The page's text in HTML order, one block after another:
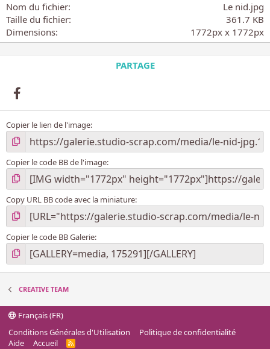
l
e
s
Nom du fichier
Le nid.jpg
Taille du fichier
361.7 KB
Dimensions
1772px x 1772px
PARTAGE
Copier le lien de l'image
Copier le code BB de l'image
Copy URL BB code avec la miniature
Copier le code BB Galerie
CREATIVE TEAM
Français (FR)
Conditions Générales d'Utilisation
Politique de confidentialité
Aide
Accueil
R